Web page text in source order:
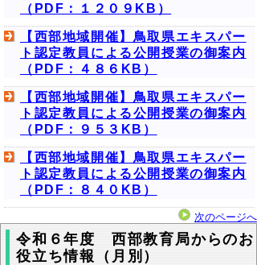
（PDF：１２０９KB）
【西部地域開催】鳥取県エキスパー
ト認定教員による公開授業の御案内
（PDF：４８６KB）
【西部地域開催】鳥取県エキスパー
ト認定教員による公開授業の御案内
（PDF：９５３KB）
【西部地域開催】鳥取県エキスパー
ト認定教員による公開授業の御案内
（PDF：８４０KB）
次のページへ
令和６年度 西部教育局からのお
役立ち情報（月別）